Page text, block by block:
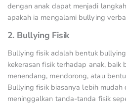
dengan anak dapat menjadi
apakah ia mengalami bullying
2. Bullying Fisik
Bullying fisik adalah bentuk
kekerasan fisik terhadap anak, baik
menendang, mendorong, atau
Bullying fisik biasanya lebih mudah
meninggalkan tanda-tanda fisik